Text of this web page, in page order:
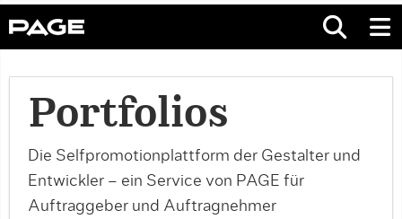
Portfolios
Die Selfpromotionplattform der Gestalter und
Entwickler – ein Service von PAGE für
Auftraggeber und Auftragnehmer